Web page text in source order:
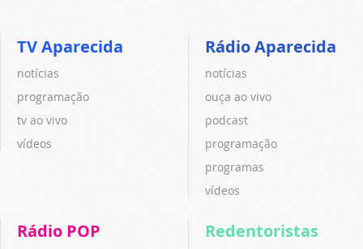
TV Aparecida
notícias
programação
tv ao vivo
vídeos
Rádio Aparecida
notícias
ouça ao vivo
podcast
programação
programas
vídeos
Rádio POP Redentoristas